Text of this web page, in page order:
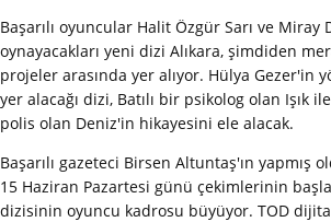
Başarılı oyuncular Halit Özgür Sarı ve
oynayacakları yeni dizi Alıkara, şimdiden
projeler arasında yer alıyor. Hülya Gezer'in
yer alacağı dizi, Batılı bir psikolog olan Işık
polis olan Deniz'in hikayesini ele alacak.
Başarılı gazeteci Birsen Altuntaş'ın yapmış
15 Haziran Pazartesi günü çekimlerinin
dizisinin oyuncu kadrosu büyüyor. TOD